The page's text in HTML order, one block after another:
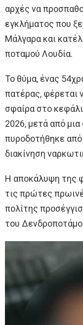
αρχές να
εγκλήματος που
Μάλγαρα και
ποταμού Λουδία.
Το θύμα, ένας
πατέρας, φέρεται
σφαίρα στο
2026, μετά από
πυροδοτήθηκε
διακίνηση
Η αποκάλυψη της
τις πρώτες
πολίτης
του